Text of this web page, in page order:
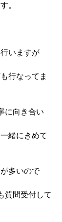
。
いますが
行なってま
に向き合い
緒にきめて
多いので
質問受付して